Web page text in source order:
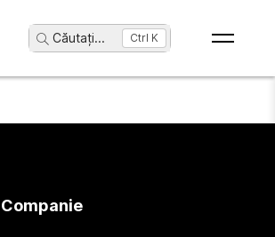
Căutați... Ctrl K
Companie